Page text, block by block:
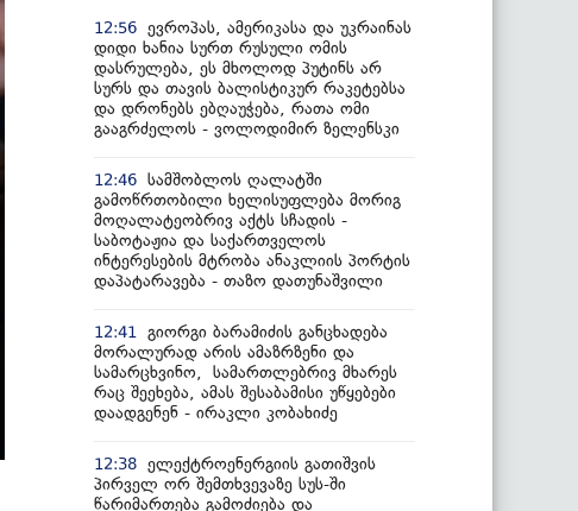
12:56 ევროპას, ამერიკასა და უკრაინას
დიდი ხანია სურთ რუსული ომის
დასრულება, ეს მხოლოდ პუტინს არ
სურს და თავის ბალისტიკურ რაკეტებსა
და დრონებს ებღაუჭება, რათა ომი
გააგრძელოს - ვოლოდიმირ ზელენსკი
12:46 სამშობლოს ღალატში
გამოწრთობილი ხელისუფლება მორიგ
მოღალატეობრივ აქტს სჩადის -
საბოტაჟია და საქართველოს
ინტერესების მტრობა ანაკლიის პორტის
დაპატარავება - თაზო დათუნაშვილი
12:41
გიორგი ბარამიძის განცხადება
მორალურად არის ამაზრზენი და
სამარცხვინო, სამართლებრივ მხარეს
რაც შეეხება, ამას შესაბამისი უწყებები
დაადგენენ - ირაკლი კობახიძე
12:38 ელექტროენერგიის გათიშვის
პირველ ორ შემთხვევაზე სუს-ში
წარიმართება გამოძიება და